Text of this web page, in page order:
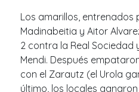
Los amarillos, entrenados
Madinabeitia y Aitor
2 contra la Real Sociedad
Mendi. Después
con el Zarautz (el Urola
último, los locales